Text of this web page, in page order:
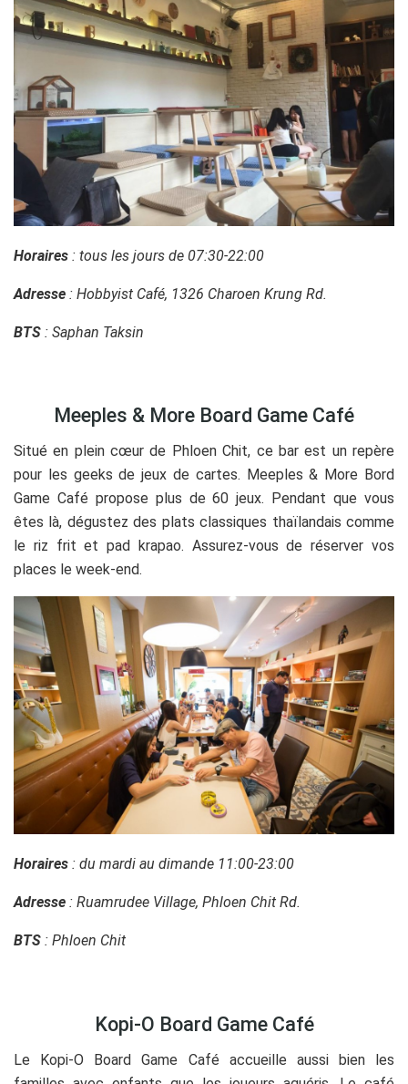
Horaires : tous les jours de 07:30-22:00
Adresse : Hobbyist Café, 1326 Charoen Krung Rd.
BTS : Saphan Taksin
Meeples & More Board Game Café
Situé en plein cœur de Phloen Chit, ce bar est un repère
pour les geeks de jeux de cartes. Meeples & More Bord
Game Café propose plus de 60 jeux. Pendant que vous
êtes là, dégustez des plats classiques thaïlandais comme
le riz frit et pad krapao. Assurez-vous de réserver vos
places le week-end.
Horaires : du mardi au dimande 11:00-23:00
Adresse : Ruamrudee Village, Phloen Chit Rd.
BTS : Phloen Chit
Kopi-O Board Game Café
Le Kopi-O Board Game Café accueille aussi bien les